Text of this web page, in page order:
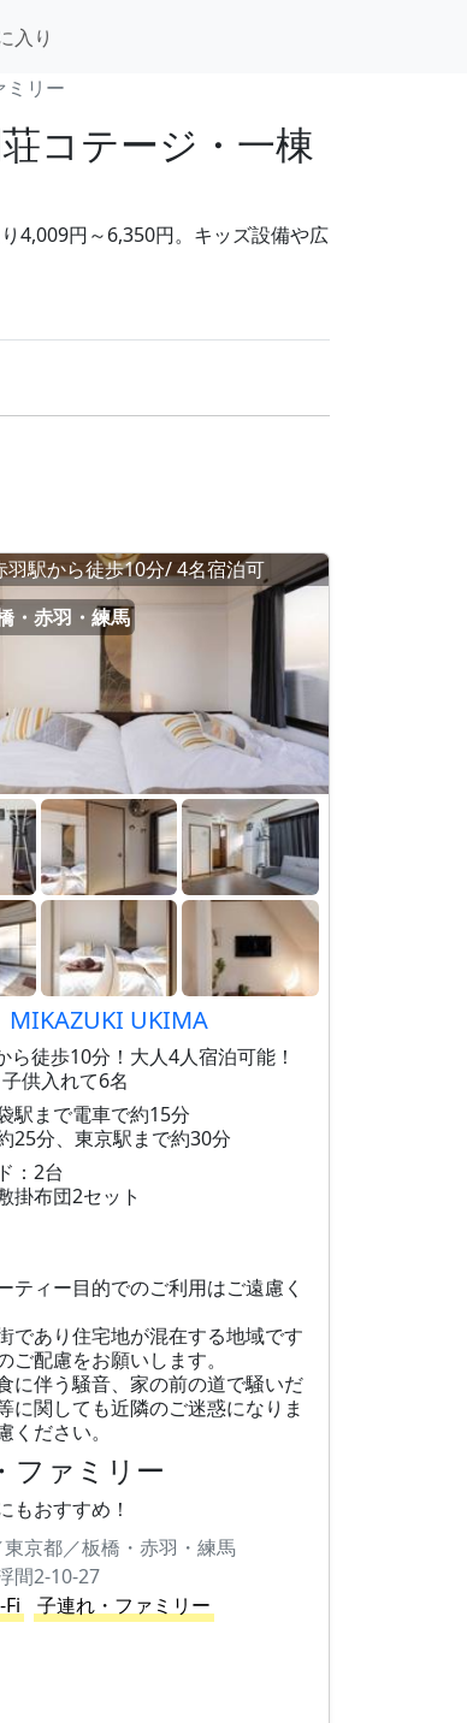
入り
ミリー
コテージ・一棟
4,009円～6,350円。キッズ設備や広
羽駅から徒歩10分/ 4名宿泊可
・赤羽・練馬
MIKAZUKI UKIMA
ら徒歩10分！大人4人宿泊可能！
供入れて6名
駅まで電車で約15分
25分、東京駅まで約30分
：2台
掛布団2セット
ティー目的でのご利用はご遠慮く
であり住宅地が混在する地域です
ご配慮をお願いします。
に伴う騒音、家の前の道で騒いだ
に関しても近隣のご迷惑になりま
ください。
ファミリー
もおすすめ！
京都／板橋・赤羽・練馬
間2-10-27
子連れ・ファミリー